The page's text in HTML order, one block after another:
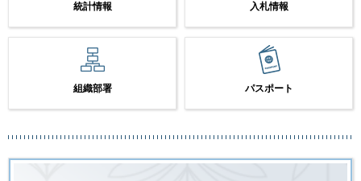
統計情報 入札情報
組織部署 パスポート